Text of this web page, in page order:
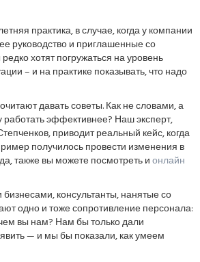
практика, в случае, когда у компании
руководство и приглашенные со
хотят погружаться на уровень
– и на практике показывать, что надо
давать советы. Как не словами, а
эффективнее? Наш эксперт,
приводит реальный кейс, когда
получилось провести изменения в
также вы можете посмотреть ионлайн
консультанты, нанятые со
одно и тоже сопротивление персонала:
вы нам? Нам бы только дали
— и мы бы показали, как умеем